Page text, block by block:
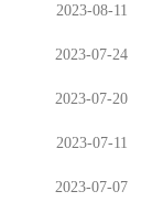
2023-08-11
2023-07-24
2023-07-20
2023-07-11
2023-07-07